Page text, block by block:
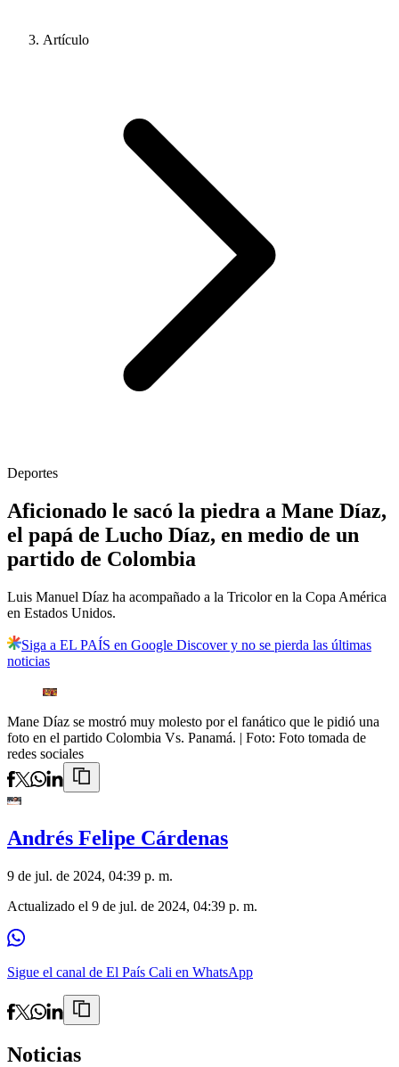
Artículo
Deportes
Aficionado le sacó la piedra a Mane Díaz,
el papá de Lucho Díaz, en medio de un
partido de Colombia
Luis Manuel Díaz ha acompañado a la Tricolor en la Copa América
en Estados Unidos.
Siga a EL PAÍS en Google Discover y no se pierda las últimas
noticias
Mane Díaz se mostró muy molesto por el fanático que le pidió una
foto en el partido Colombia Vs. Panamá. | Foto: Foto tomada de
redes sociales
Andrés Felipe Cárdenas
9 de jul. de 2024, 04:39 p. m.
Actualizado el 9 de jul. de 2024, 04:39 p. m.
Sigue el canal de El País Cali en WhatsApp
Noticias